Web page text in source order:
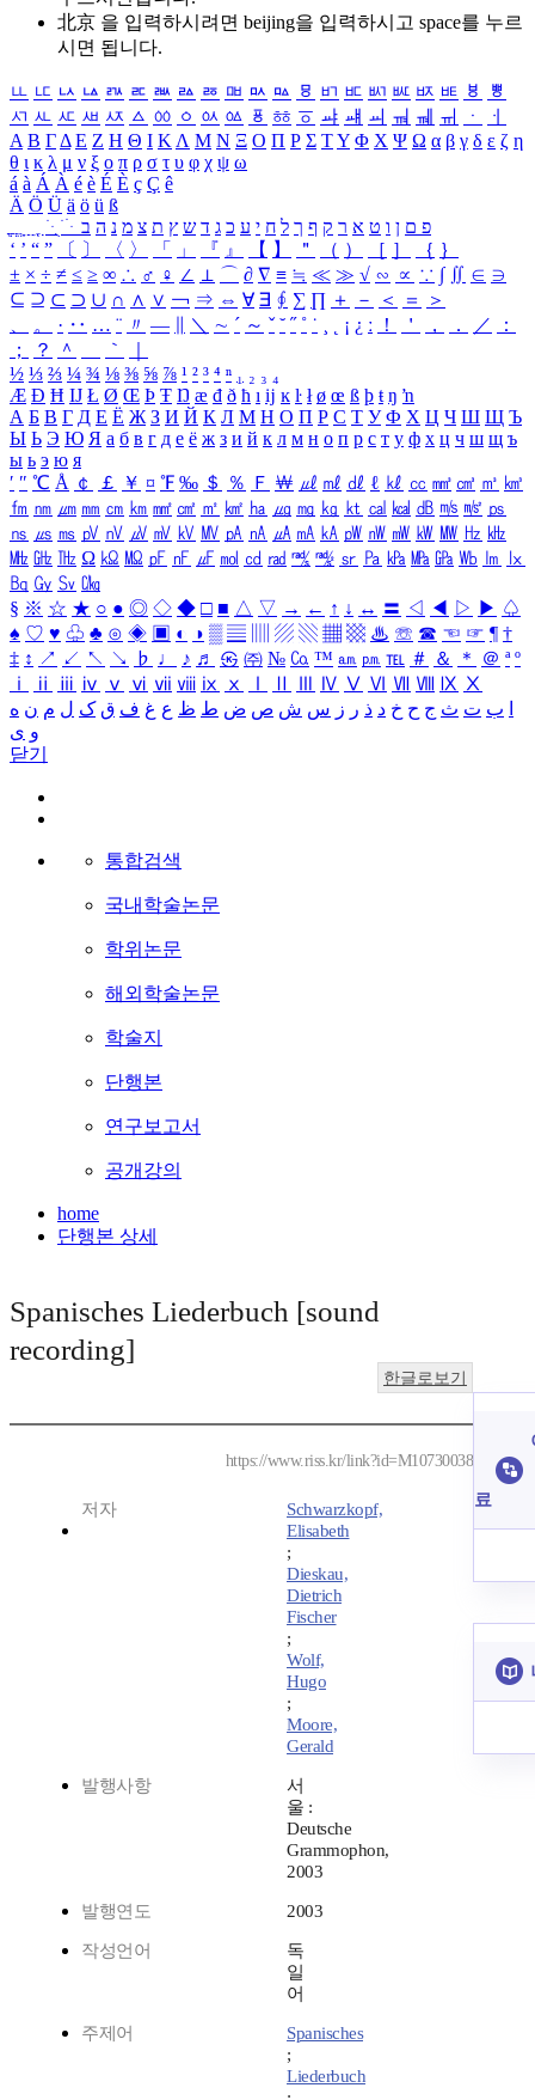
北京 을 입력하시려면 beijing을 입력하시고 space를 누르
시면 됩니다.
ㅥ ㅦ ㅧ ㅨ ㅩ ㅪ ㅫ ㅬ ㅭ ㅮ ㅯ ㅰ ㅱ ㅲ ㅳ ㅴ ㅵ ㅶ ㅷ ㅸ
ㅹ
ㅺ ㅻ ㅼ ㅽ ㅾ ㅿ ㆀ ㆁ ㆂ ㆃ ㆄ ㆅ ㆆ ㆇ ㆈ ㆉ ㆊ ㆋ ㆌ ㆍ
ㆎ
Α Β ΓΔ Ε Ζ Η Θ Ι ΚΛ Μ Ν Ξ Ο Π Ρ Σ ΤΥ Φ Χ Ψ Ω α β γ δ ε ζ η
θ ι κ λ μ ν ξ ο π ρ σ τ υ φ χ ψ ω
á à Á À é è É È ç Ç ê
Ä Ö Ü ä ö ü ß
ִֶֹ ֻּ ׁׂ פ ם ן ו ט א ר ק ף ך ל ח י ע כ ג ד ש ץ ת צ מ נ ה ב
‘ ’ “ ” 〔 〕 〈 〉 「 」 『 』 【 】 ＂ （ ） ［ ］ ｛ ｝
± × ÷ ≠ ≤ ≥ ∞ ∴ ♂ ♀ ∠ ⊥ ⌒ ∂ ∇ ≡ ≒ ≪ ≫ √ ∽ ∝ ∵ ∫ ∬ ∈ ∋
⊆ ⊇ ⊂ ⊃ ∪ ∩ ∧ ∨ ￢ ⇒ ⇔ ∀ ∃ ∮ ∑ ∏ ＋ － ＜ ＝
＞
、
。 · ‥ … ¨ 〃 ― ＼ ∼ ´ ～ ˇ ˘ ˝ ˚ ˙ ¸ ¡ ¿ ː ！ ＇ ， ． ／
：
；
？ ＾ ｀
½ ⅓ ⅔ ¼ ¾ ⅛ ⅜ ⅝ ⅞ ¹ ² ³ ⁴ ⁿ ₁ ₂ ₃ ₄
Æ Ð Ħ Ĳ Ł Ø Œ Þ Ŧ Ŋ æ đ ð ħ ı ĳ ĸ ŀ ł ø œ ß þ ŧ ŋ ŉ
А Б В Г Д Е Ё Ж З И Й К Л М Н О П Р С Т У Ф Х Ц Ч Ш Щ Ъ
Ы Ь Э Ю Я а б в г д е ё ж з и й к л м н о п р с т у ф х ц ч ш щ ъ
ы ь э ю я
′ ″ ℃ Å ￠ ￡ ￥ ¤ ℉ ‰ ＄ ％ Ｆ ￦ ㎕ ㎖ ㎗ ℓ ㎘ ㏄ ㎣ ㎤ ㎥ ㎦
㎙ ㎚ ㎛ ㎜ ㎝ ㎞ ㎟ ㎠ ㎡ ㎢ ㏊ ㎍ ㎎ ㎏ ㏏ ㎈ ㎉ ㏈ ㎧ ㎨ ㎰
㎱ ㎲ ㎳ ㎴ ㎵ ㎶ ㎷ ㎸ ㎹ ㎀ ㎁ ㎂ ㎃ ㎄ ㎺ ㎻ ㎽ ㎾ ㎿ ㎐ ㎑
㎒ ㎓ ㎔ Ω ㏀ ㏁ ㎊ ㎋ ㎌ ㏖ ㏅ ㎭ ㎮ ㎯ ㏛ ㎩ ㎪ ㎫ ㎬ ㏝ ㏐
㏓
㏃ ㏉ ㏜ ㏆
§ ※ ☆ ★ ○ ● ◎ ◇ ◆ □ ■ △ ▽ → ← ↑ ↓ ↔ 〓 ◁ ◀ ▷ ▶ ♤
♠ ♡ ♥ ♧ ♣ ⊙ ◈ ▣ ◐ ◑ ▒ ▤ ▨ ▧ ▦ ▩ ♨ ☏ ☎ ☜ ☞ ¶ †
‡ ↕ ↗ ↙ ↖ ↘ ♭ ♩ ♪ ♬ ㉿ ㈜ № ㏇ ™ ㏂ ㏘ ℡ ＃ ＆ ＊ ＠ ª º
ⅰ
ⅱ ⅲ ⅳ ⅴ ⅵ ⅶ ⅷ ⅸ ⅹ Ⅳ Ⅴ Ⅵ Ⅶ Ⅷ Ⅸ Ⅹ
ب ت ث ج ح خ د ذ ر ز س ش ص ض ط ظ ع غ ف ق ک ل م ن ه
و ی
닫기
통합검색
국내학술논문
학위논문
해외학술논문
학술지
단행본
연구보고서
공개강의
home
단행본 상세
Spanisches Liederbuch [sound
recording]
한글로보기
https://www.riss.kr/link?id=M10730038
저자
Schwarzkopf,
Elisabeth
;
Dieskau,
Dietrich
Fischer
;
Wolf,
Hugo
;
Moore,
Gerald
발행사항
서
울 :
Deutsche
Grammophon,
2003
발행연도 2003
작성언어
독
일
어
주제어
Spanisches
;
Liederbuch
료